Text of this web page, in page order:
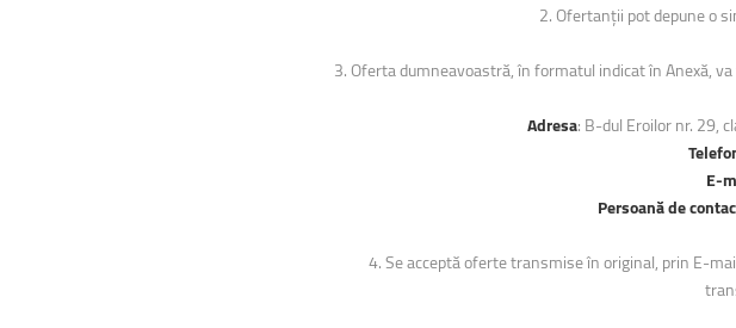
2. Ofertanții pot depune o
3. Oferta dumneavoastră, în formatul indicat în Anexă,
Adresa: B-dul Eroilor nr. 29,
E-
Persoană de
4. Se acceptă oferte transmise în original, prin E-